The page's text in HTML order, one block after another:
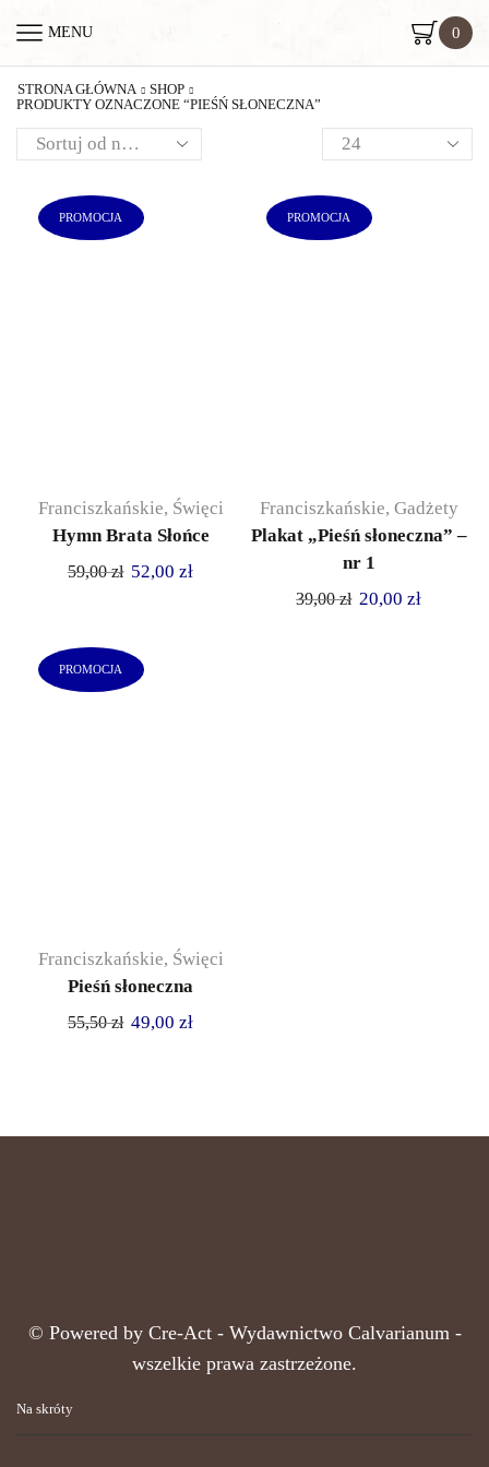
MENU 0
STRONA GŁÓWNA
SHOP
PRODUKTY OZNACZONE “PIEŚŃ SŁONECZNA”
PROMOCJA
Franciszkańskie, Święci
Hymn Brata Słońce
59,00zł 52,00 zł
PROMOCJA
Franciszkańskie, Gadżety
Plakat „Pieśń słoneczna” –
nr 1
39,00zł 20,00 zł
PROMOCJA
Franciszkańskie, Święci
Pieśń słoneczna
55,50zł 49,00 zł
© Powered by Cre-Act - Wydawnictwo Calvarianum -
wszelkie prawa zastrzeżone.
Na skróty